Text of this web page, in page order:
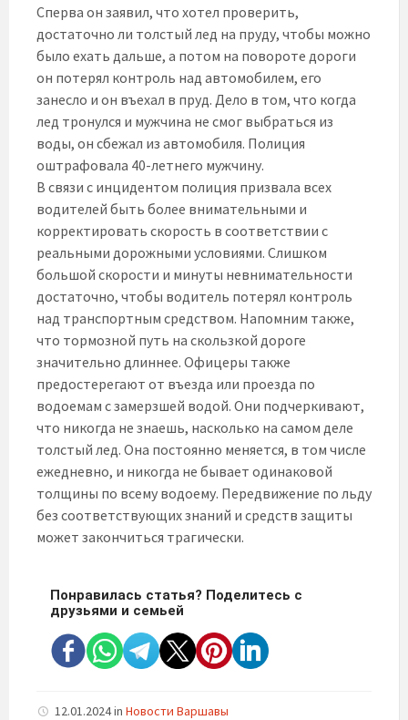
Сперва он заявил, что хотел проверить,
достаточно ли толстый лед на пруду, чтобы можно
было ехать дальше, а потом на повороте дороги
он потерял контроль над автомобилем, его
занесло и он въехал в пруд. Дело в том, что когда
лед тронулся и мужчина не смог выбраться из
воды, он сбежал из автомобиля. Полиция
оштрафовала 40-летнего мужчину.
В связи с инцидентом полиция призвала всех
водителей быть более внимательными и
корректировать скорость в соответствии с
реальными дорожными условиями. Слишком
большой скорости и минуты невнимательности
достаточно, чтобы водитель потерял контроль
над транспортным средством. Напомним также,
что тормозной путь на скользкой дороге
значительно длиннее. Офицеры также
предостерегают от въезда или проезда по
водоемам с замерзшей водой. Они подчеркивают,
что никогда не знаешь, насколько на самом деле
толстый лед. Она постоянно меняется, в том числе
ежедневно, и никогда не бывает одинаковой
толщины по всему водоему. Передвижение по льду
без соответствующих знаний и средств защиты
может закончиться трагически.
Понравилась статья? Поделитесь с
друзьями и семьей
12.01.2024in Новости Варшавы